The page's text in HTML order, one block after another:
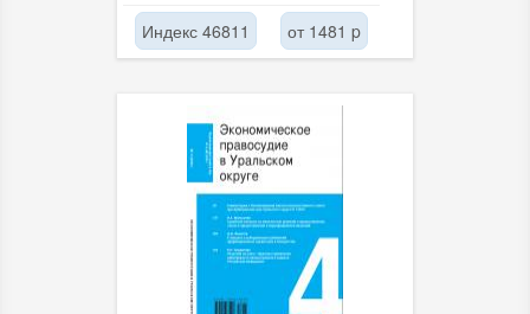
Индекс 46811 от 1481 p